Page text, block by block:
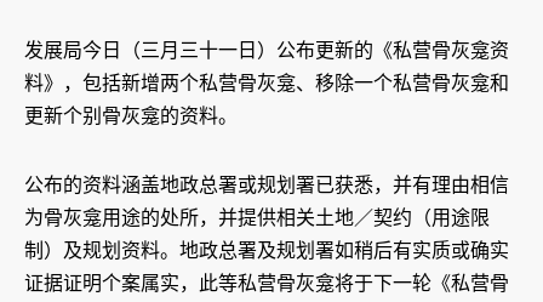
发展局今日（三月三十一日）公布更新的《私营骨灰龛资
料》，包括新增两个私营骨灰龛、移除一个私营骨灰龛和
更新个别骨灰龛的资料。
公布的资料涵盖地政总署或规划署已获悉，并有理由相信
为骨灰龛用途的处所，并提供相关土地／契约（用途限
制）及规划资料。地政总署及规划署如稍后有实质或确实
证据证明个案属实，此等私营骨灰龛将于下一轮《私营骨